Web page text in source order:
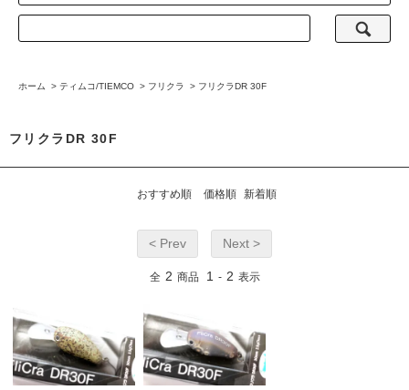
ホーム > ティムコ/TIEMCO > フリクラ > フリクラDR 30F
フリクラDR 30F
おすすめ順 価格順 新着順
< Prev Next >
全 2 商品 1 - 2 表示